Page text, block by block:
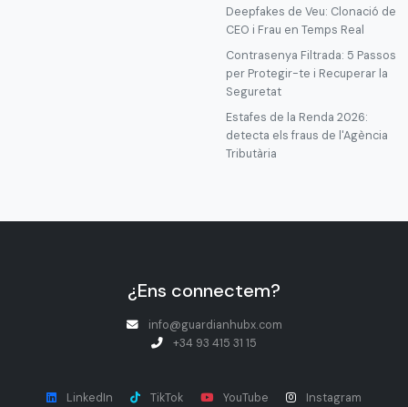
Deepfakes de Veu: Clonació de
CEO i Frau en Temps Real
Contrasenya Filtrada: 5 Passos
per Protegir-te i Recuperar la
Seguretat
Estafes de la Renda 2026:
detecta els fraus de l'Agència
Tributària
¿Ens connectem?
info@guardianhubx.com
+34 93 415 31 15
LinkedIn TikTok YouTube Instagram